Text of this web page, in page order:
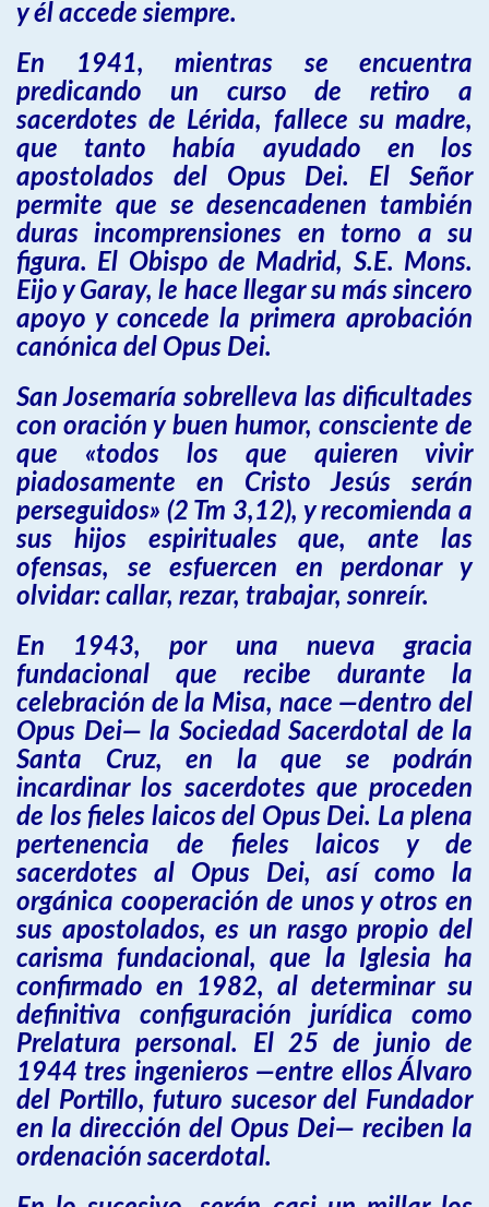
y él accede siempre.
En 1941, mientras se encuentra
predicando un curso de retiro a
sacerdotes de Lérida, fallece su madre,
que tanto había ayudado en los
apostolados del Opus Dei. El Señor
permite que se desencadenen también
duras incomprensiones en torno a su
figura. El Obispo de Madrid, S.E. Mons.
Eijo y Garay, le hace llegar su más sincero
apoyo y concede la primera aprobación
canónica del Opus Dei.
San Josemaría sobrelleva las dificultades
con oración y buen humor, consciente de
que «todos los que quieren vivir
piadosamente en Cristo Jesús serán
perseguidos» (2 Tm 3,12), y recomienda a
sus hijos espirituales que, ante las
ofensas, se esfuercen en perdonar y
olvidar: callar, rezar, trabajar, sonreír.
En 1943, por una nueva gracia
fundacional que recibe durante la
celebración de la Misa, nace —dentro del
Opus Dei— la Sociedad Sacerdotal de la
Santa Cruz, en la que se podrán
incardinar los sacerdotes que proceden
de los fieles laicos del Opus Dei. La plena
pertenencia de fieles laicos y de
sacerdotes al Opus Dei, así como la
orgánica cooperación de unos y otros en
sus apostolados, es un rasgo propio del
carisma fundacional, que la Iglesia ha
confirmado en 1982, al determinar su
definitiva configuración jurídica como
Prelatura personal. El 25 de junio de
1944 tres ingenieros —entre ellos Álvaro
del Portillo, futuro sucesor del Fundador
en la dirección del Opus Dei— reciben la
ordenación sacerdotal.